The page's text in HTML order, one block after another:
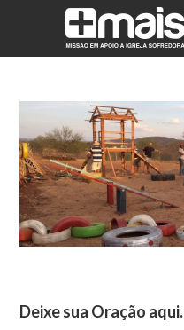
Deixe sua Oração aqui.